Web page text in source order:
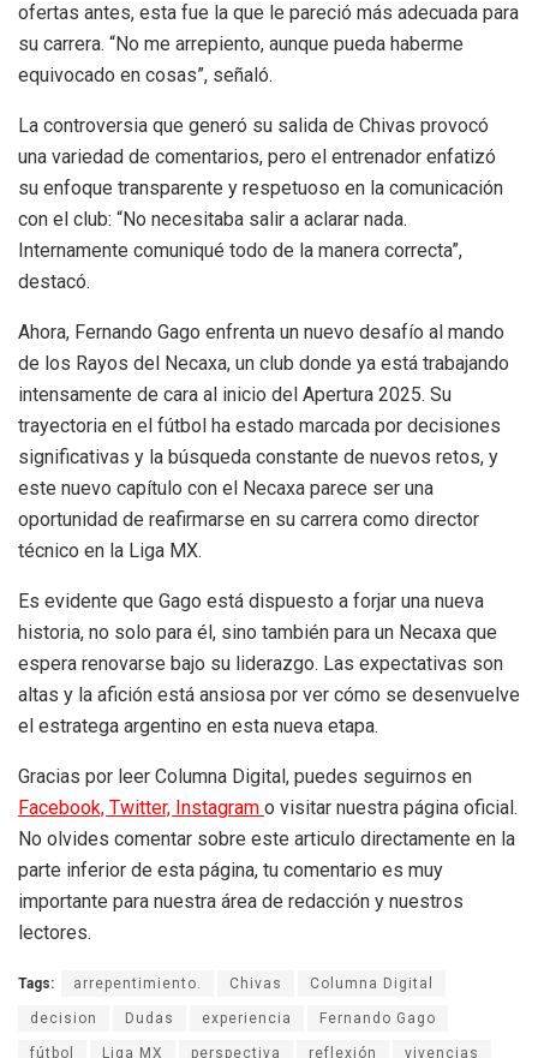
ofertas antes, esta fue la que le pareció más adecuada para
su carrera. “No me arrepiento, aunque pueda haberme
equivocado en cosas”, señaló.
La controversia que generó su salida de Chivas provocó
una variedad de comentarios, pero el entrenador enfatizó
su enfoque transparente y respetuoso en la comunicación
con el club: “No necesitaba salir a aclarar nada.
Internamente comuniqué todo de la manera correcta”,
destacó.
Ahora, Fernando Gago enfrenta un nuevo desafío al mando
de los Rayos del Necaxa, un club donde ya está trabajando
intensamente de cara al inicio del Apertura 2025. Su
trayectoria en el fútbol ha estado marcada por decisiones
significativas y la búsqueda constante de nuevos retos, y
este nuevo capítulo con el Necaxa parece ser una
oportunidad de reafirmarse en su carrera como director
técnico en la Liga MX.
Es evidente que Gago está dispuesto a forjar una nueva
historia, no solo para él, sino también para un Necaxa que
espera renovarse bajo su liderazgo. Las expectativas son
altas y la afición está ansiosa por ver cómo se desenvuelve
el estratega argentino en esta nueva etapa.
Gracias por leer Columna Digital, puedes seguirnos en
Facebook, Twitter, Instagram o visitar nuestra página oficial.
No olvides comentar sobre este articulo directamente en la
parte inferior de esta página, tu comentario es muy
importante para nuestra área de redacción y nuestros
lectores.
Tags: arrepentimiento. Chivas Columna Digital
decision Dudas experiencia Fernando Gago
fútbol Liga MX perspectiva reflexión vivencias